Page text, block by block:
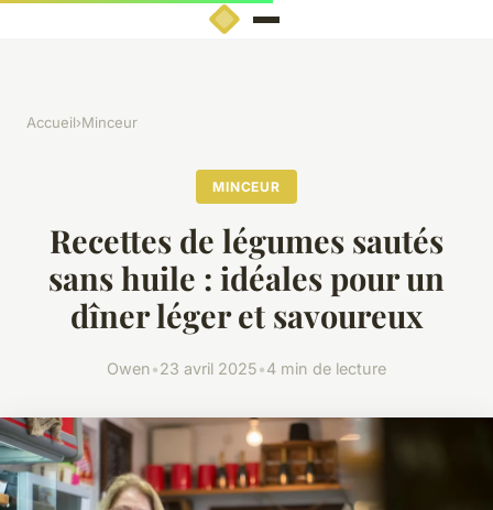
Accueil›Minceur
MINCEUR
Recettes de légumes sautés
sans huile : idéales pour un
dîner léger et savoureux
Owen•23 avril 2025•4 min de lecture